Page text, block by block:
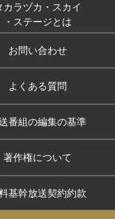
カラヅカ・スカイ
・ステージとは
お問い合わせ
よくある質問
番組の編集の基準
著作権について
基幹放送契約約款